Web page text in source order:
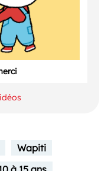
Wapiti